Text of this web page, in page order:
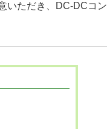
いただき、DC-DCコン